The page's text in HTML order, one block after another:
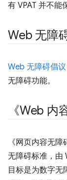
有 VPAT 并不能
Web 无障
Web 无障碍倡议
无障碍功能。
《Web 内
《网页内容无
无障碍标准，由
目标是为数字无